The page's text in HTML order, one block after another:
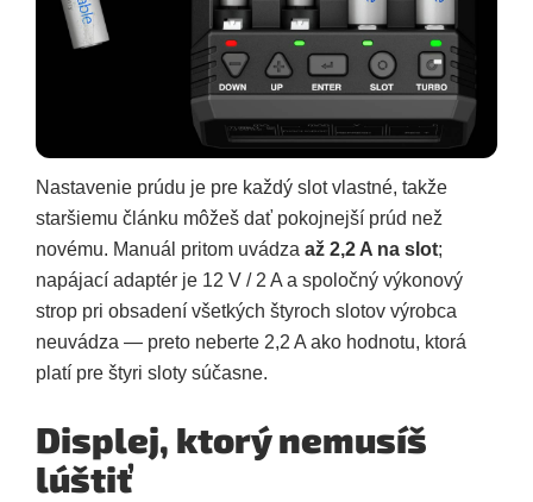
Nastavenie prúdu je pre každý slot vlastné, takže
staršiemu článku môžeš dať pokojnejší prúd než
novému. Manuál pritom uvádza až 2,2 A na slot;
napájací adaptér je 12 V / 2 A a spoločný výkonový
strop pri obsadení všetkých štyroch slotov výrobca
neuvádza — preto neberte 2,2 A ako hodnotu, ktorá
platí pre štyri sloty súčasne.
Displej, ktorý nemusíš
lúštiť